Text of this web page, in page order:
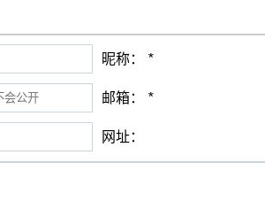
昵称： *
邮箱： *
网址：